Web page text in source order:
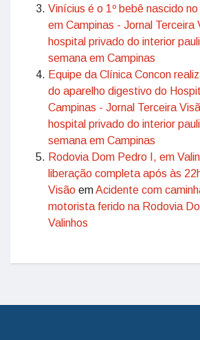
Vinícius é o 1º bebê nascido
em Campinas - Jornal Terceira
hospital privado do interior
semana em Campinas
Equipe da Clínica Concon
do aparelho digestivo do
Campinas - Jornal Terceira
hospital privado do interior
semana em Campinas
Rodovia Dom Pedro I, em
liberação completa após às
Visão emAcidente com
motorista ferido na Rodovia
Valinhos